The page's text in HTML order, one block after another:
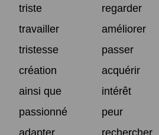
triste
regarder
travailler
améliorer
tristesse
passer
création
acquérir
ainsi que
intérêt
passionné
peur
adapter
rechercher